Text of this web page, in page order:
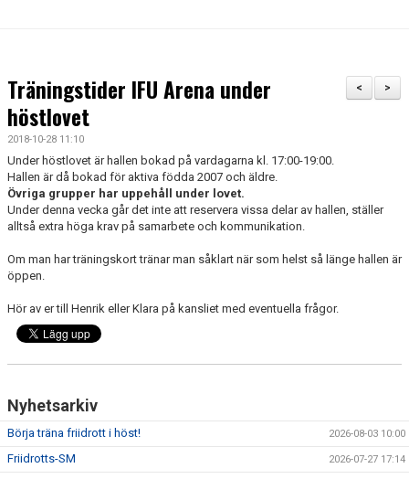
ÅRSMÖTE
ÅRSBERÄTTELSE OCH VERKSAMHETSPLAN
BÖRJA TRÄNA FRIIDROTT
FAQ
MEDLEMSINFO
ARRANGEMANG
SOMMARFRIIDROTTSSKOLAN
>
<
Träningstider IFU Arena under
höstlovet
2018-10-28 11:10
Under höstlovet är hallen bokad på vardagarna kl. 17:00-19:00.
Hallen är då bokad för aktiva födda 2007 och äldre.
Övriga grupper har uppehåll under lovet.
Under denna vecka går det inte att reservera vissa delar av hallen, ställer
alltså extra höga krav på samarbete och kommunikation.
Om man har träningskort tränar man såklart när som helst så länge hallen är
öppen.
Hör av er till Henrik eller Klara på kansliet med eventuella frågor.
Nyhetsarkiv
Börja träna friidrott i höst! 2026-08-03 10:00
Friidrotts-SM 2026-07-27 17:14